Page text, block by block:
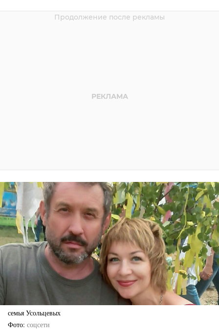
семья Усольцевых
Фото соцсети